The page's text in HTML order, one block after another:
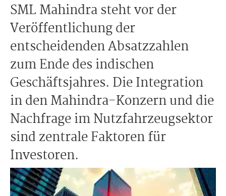
SML Mahindra steht vor der
Veröffentlichung der
entscheidenden Absatzzahlen
zum Ende des indischen
Geschäftsjahres. Die Integration
in den Mahindra-Konzern und die
Nachfrage im Nutzfahrzeugsektor
sind zentrale Faktoren für
Investoren.